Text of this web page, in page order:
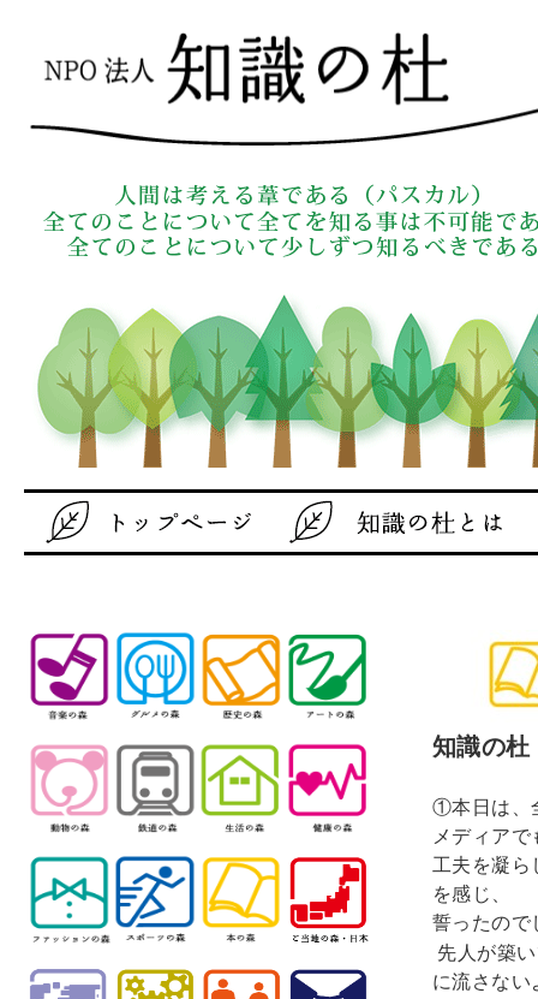
知識の
①本日は、
メディア
工夫を凝ら
を感じ、
誓ったので
先人が築
に流さない